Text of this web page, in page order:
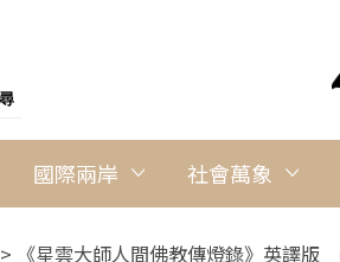
國際兩岸 社會萬象
> 《星雲大師人間佛教傳燈錄》英譯版